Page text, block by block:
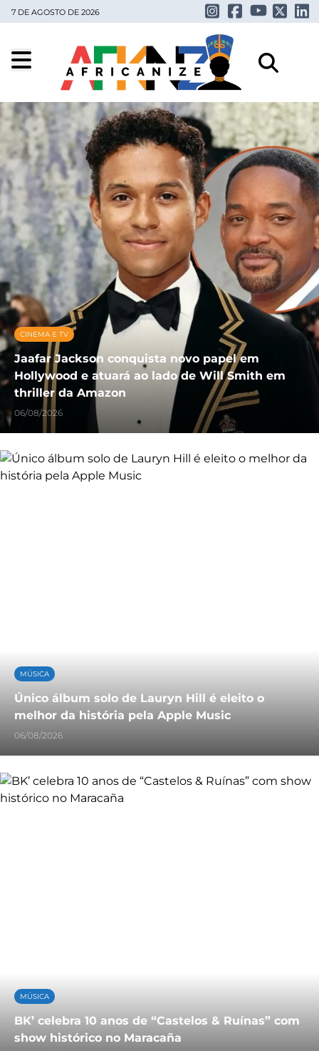
7 DE AGOSTO DE 2026
CINEMA E TV
Jaafar Jackson conquista novo papel em
Hollywood e atuará ao lado de Will Smith em
thriller da Amazon
06/08/2026
MÚSICA
Único álbum solo de Lauryn Hill é eleito o
melhor da história pela Apple Music
06/08/2026
MÚSICA
BK’ celebra 10 anos de “Castelos & Ruínas” com
show histórico no Maracaña